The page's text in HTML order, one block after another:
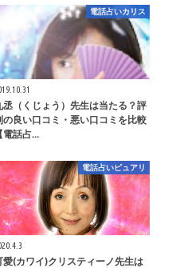
電話占いカリス
丞（くじょう）先生は当たる？評
の良い口コミ・悪い口コミを比較
【電話占…
電話占いピュアリ
愛(カワイ)クリスティーノ先生は